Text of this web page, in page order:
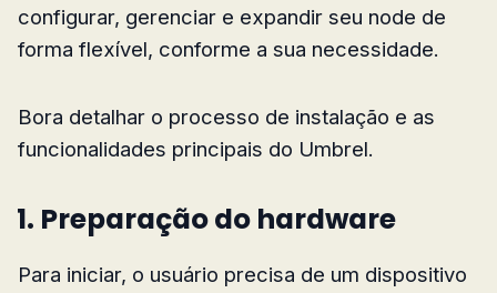
configurar, gerenciar e expandir seu node de
forma flexível, conforme a sua necessidade.
Bora detalhar o processo de instalação e as
funcionalidades principais do Umbrel.
1. Preparação do hardware
Para iniciar, o usuário precisa de um dispositivo